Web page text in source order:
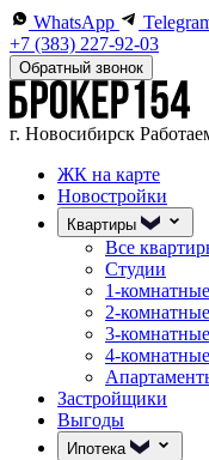
WhatsApp
+7 (383) 227-92-03
Обратный звонок
г. Новосибирск
ЖК на карте
Новостройки
Квартиры
Все
Студии
1-комнатные
2-комнатные
3-комнатные
4-комнатные
Застройщики
Выгоды
Ипотека